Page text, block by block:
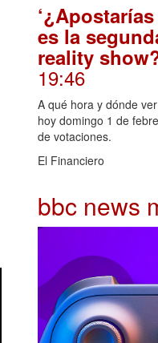
es la
reality
19:46
A qué hora y dónde
hoy domingo 1 de
de votaciones.
El Financiero
bbc news